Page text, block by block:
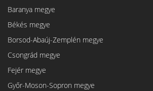
Baranya megye
Békés megye
Borsod-Abaúj-Zemplén megye
Csongrád megye
Fejér megye
Győr-Moson-Sopron megye